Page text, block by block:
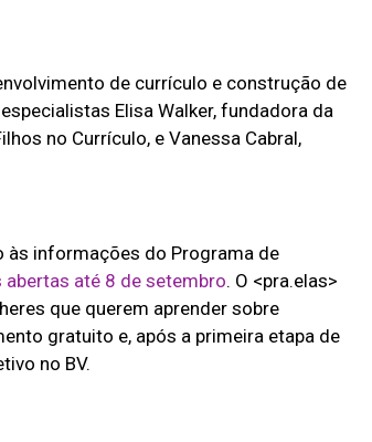
de currículo e construção de
Elisa Walker, fundadora da
no Currículo, e Vanessa Cabral,
às informações do Programa de
abertas até 8 de setembro. O <pra.elas>
que querem aprender sobre
gratuito e, após a primeira etapa de
no BV.